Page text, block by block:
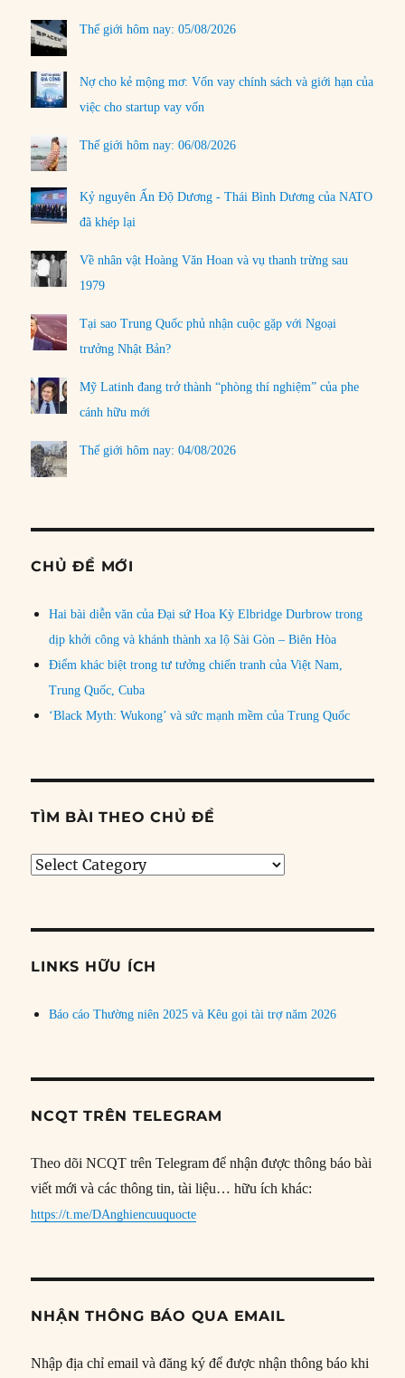
Thế giới hôm nay: 05/08/2026
Nợ cho kẻ mộng mơ: Vốn vay chính sách và giới hạn của
việc cho startup vay vốn
Thế giới hôm nay: 06/08/2026
Kỷ nguyên Ấn Độ Dương - Thái Bình Dương của NATO
đã khép lại
Về nhân vật Hoàng Văn Hoan và vụ thanh trừng sau
1979
Tại sao Trung Quốc phủ nhận cuộc gặp với Ngoại
trưởng Nhật Bản?
Mỹ Latinh đang trở thành “phòng thí nghiệm” của phe
cánh hữu mới
Thế giới hôm nay: 04/08/2026
CHỦ ĐỀ MỚI
Hai bài diễn văn của Đại sứ Hoa Kỳ Elbridge Durbrow trong
dịp khởi công và khánh thành xa lộ Sài Gòn – Biên Hòa
Điểm khác biệt trong tư tưởng chiến tranh của Việt Nam,
Trung Quốc, Cuba
‘Black Myth: Wukong’ và sức mạnh mềm của Trung Quốc
TÌM BÀI THEO CHỦ ĐỀ
Tìm
đề
LINKS HỮU ÍCH
Báo cáo Thường niên 2025 và Kêu gọi tài trợ năm 2026
NCQT TRÊN TELEGRAM
Theo dõi NCQT trên Telegram để nhận được thông báo bài
viết mới và các thông tin, tài liệu… hữu ích khác:
https://t.me/DAnghiencuuquocte
NHẬN THÔNG BÁO QUA EMAIL
Nhập địa chỉ email và đăng ký để được nhận thông báo khi